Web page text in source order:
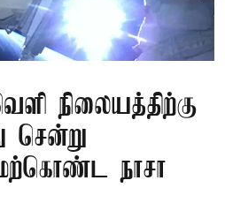
நிலையத்திற்கு
சென்று
நாசா